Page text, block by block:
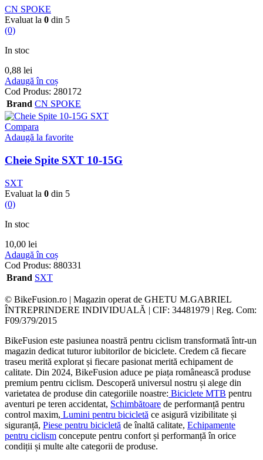
CN SPOKE
Evaluat la 0 din 5
(0)
In stoc
0,88 lei
Adaugă în coș
Cod Produs: 280172
Brand CN SPOKE
Compara
Adaugă la favorite
Cheie Spite SXT 10-15G
SXT
Evaluat la 0 din 5
(0)
In stoc
10,00 lei
Adaugă în coș
Cod Produs: 880331
Brand SXT
© BikeFusion.ro | Magazin operat de GHETU M.GABRIEL
ÎNTREPRINDERE INDIVIDUALĂ | CIF: 34481979 | Reg. Com:
F09/379/2015
BikeFusion este pasiunea noastră pentru ciclism transformată într-un
magazin dedicat tuturor iubitorilor de biciclete. Credem că fiecare
traseu merită explorat și fiecare pasionat merită echipament de
calitate. Din 2024, BikeFusion aduce pe piața românească produse
premium pentru ciclism. Descoperă universul nostru și alege din
varietatea de produse din categoriile noastre: Biciclete MTB pentru
aventuri pe teren accidentat, Schimbătoare de performanță pentru
control maxim, Lumini pentru bicicletă ce asigură vizibilitate și
siguranță, Piese pentru bicicletă de înaltă calitate, Echipamente
pentru ciclism concepute pentru confort și performanță în orice
condiții și multe alte categorii de produse.